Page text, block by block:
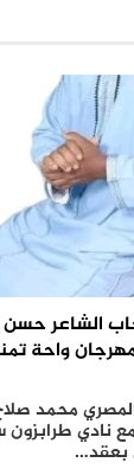
الشاعر حسن
واحة
محمد
نادي طرابزون
بعقد…